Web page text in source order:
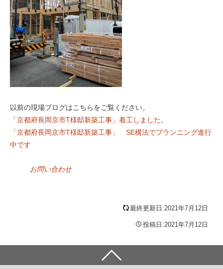
以前の現場ブログはこちらをご覧ください。
「京都府長岡京市T様邸新築工事」着工しました。
「京都府長岡京市T様邸新築工事」 SE構法でプランニング進行
中です
お問い合わせ
最終更新日:2021年7月12日
投稿日:2021年7月12日